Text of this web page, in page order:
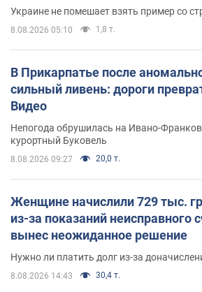
Украине не помешает взять пример со
8.08.2026 05:10 1,8 т.
В Прикарпатье после
сильный ливень: дороги
Видео
Непогода обрушилась на Ивано-
курортный Буковель
8.08.2026 09:27 20,0 т.
Женщине начислили 729 тыс.
из-за показаний неисправного
вынес неожиданное решение
Нужно ли платить долг из-за
8.08.2026 14:43 30,4 т.